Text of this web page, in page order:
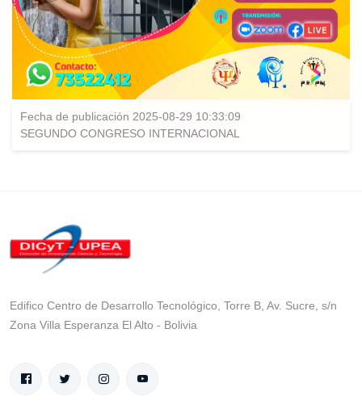
Fecha de publicación 2025-08-29 10:33:09
SEGUNDO CONGRESO INTERNACIONAL
Edifico Centro de Desarrollo Tecnológico, Torre B, Av. Sucre, s/n
Zona Villa Esperanza El Alto - Bolivia